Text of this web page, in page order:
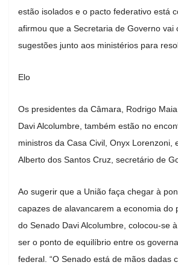
estão isolados e o pacto federativo está
afirmou que a Secretaria de Governo vai
sugestões junto aos ministérios para
Elo
Os presidentes da Câmara, Rodrigo
Davi Alcolumbre, também estão no
ministros da Casa Civil, Onyx Lorenzoni,
Alberto dos Santos Cruz, secretário de
Ao sugerir que a União faça chegar à
capazes de alavancarem a economia do
do Senado Davi Alcolumbre, colocou-se
ser o ponto de equilíbrio entre os
federal. “O Senado está de mãos dadas